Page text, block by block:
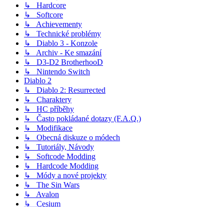
↳ Hardcore
↳ Softcore
↳ Achievementy
↳ Technické problémy
↳ Diablo 3 - Konzole
↳ Archiv - Ke smazání
↳ D3-D2 BrotherhooD
↳ Nintendo Switch
Diablo 2
↳ Diablo 2: Resurrected
↳ Charaktery
↳ HC příběhy
↳ Často pokládané dotazy (F.A.Q.)
↳ Modifikace
↳ Obecná diskuze o módech
↳ Tutoriály, Návody
↳ Softcode Modding
↳ Hardcode Modding
↳ Módy a nové projekty
↳ The Sin Wars
↳ Avalon
↳ Cesium